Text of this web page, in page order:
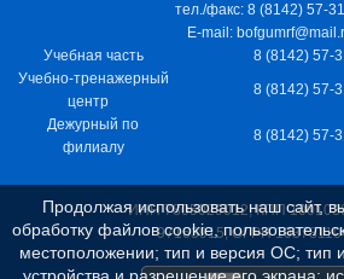
тел./факс: 8 (8142) 57-
E-mail:
Учебная часть
8 (8142) 57-
Учебно-тренажерный
центр
8 (8142) 57-
Дежурный по
филиалу
8 (8142) 57-
ИНН 7805029012, КПП
97163915, ОГРН
Продолжая использовать наш сайт,
обработку файлов cookie,
местоположении; тип и версия ОС; тип